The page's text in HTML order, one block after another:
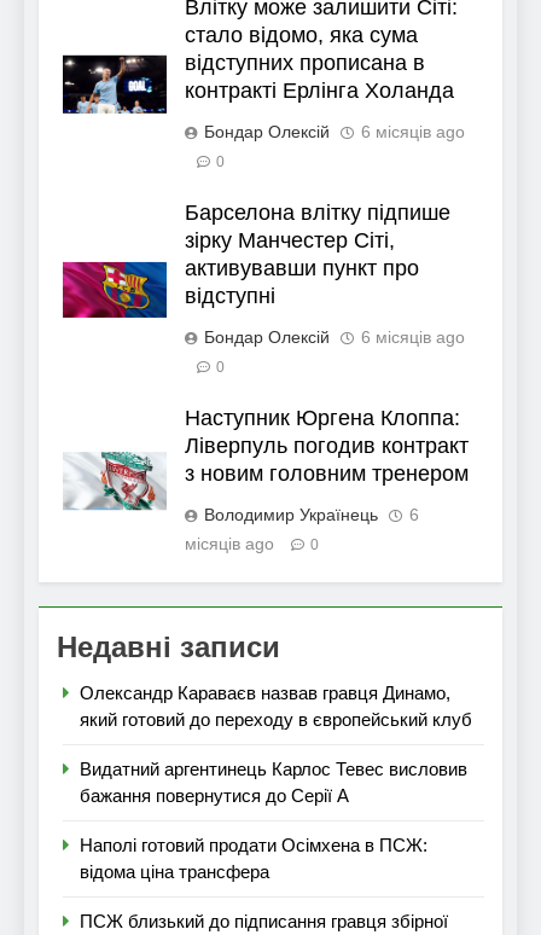
Влітку може залишити Сіті:
стало відомо, яка сума
відступних прописана в
контракті Ерлінга Холанда
Бондар Олексій 6 місяців ago
0
Барселона влітку підпише
зірку Манчестер Сіті,
активувавши пункт про
відступні
Бондар Олексій 6 місяців ago
0
Наступник Юргена Клоппа:
Ліверпуль погодив контракт
з новим головним тренером
Володимир Українець
6
місяців ago
0
Недавні записи
Олександр Караваєв назвав гравця Динамо,
який готовий до переходу в європейський клуб
Видатний аргентинець Карлос Тевес висловив
бажання повернутися до Серії А
Наполі готовий продати Осімхена в ПСЖ:
відома ціна трансфера
ПСЖ близький до підписання гравця збірної